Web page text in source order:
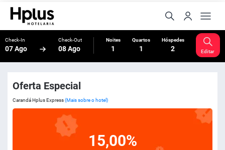
Check-In
07 Ago
Check-Out
08 Ago
Noites
1
Quartos
1
Hóspedes
2 Editar
Oferta Especial
Carandá Hplus Express(Mais sobre o hotel)
15,00%